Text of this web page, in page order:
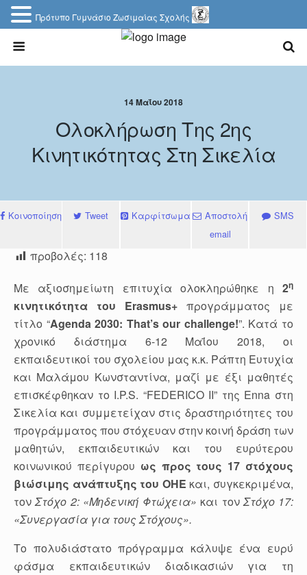
14 Μαΐου 2018
Ολοκλήρωση Της 2ης
Κινητικότητας Στη Σικελία
Κοινοποίηση Tweet Καρφίτσωμα
Αποστολή
email
SMS
προβολές: 118
Με αξιοσημείωτη επιτυχία ολοκληρώθηκε η 2η
κινητικότητα του Erasmus+ προγράμματος με
τίτλο “Agenda 2030: That’s our challenge!”. Kατά το
χρονικό διάστημα 6-12 Μαΐου 2018, oι
εκπαιδευτικοί του σχολείου μας κ.κ. Ράπτη Ευτυχία
και Μαλάμου Κωνσταντίνα, μαζί με έξι μαθητές
επισκέφθηκαν το I.P.S. “FEDERICO II” της Enna στη
Σικελία και συμμετείχαν στις δραστηριότητες του
προγράμματος που στόχευαν στην κοινή δράση των
μαθητών, εκπαιδευτικών και του ευρύτερου
κοινωνικού περίγυρου ως προς τους 17 στόχους
βιώσιμης ανάπτυξης του ΟΗΕ και, συγκεκριμένα,
τονΣτόχο 2: «Μηδενική Φτώχεια» και τονΣτόχο 17:
«Συνεργασία για τους Στόχους».
Το πολυδιάστατο πρόγραμμα κάλυψε ένα ευρύ
φάσμα εκπαιδευτικών διαδικασιών για τη
Πρότυπο Γυμνάσιο Ζωσιμαίας Σχολής